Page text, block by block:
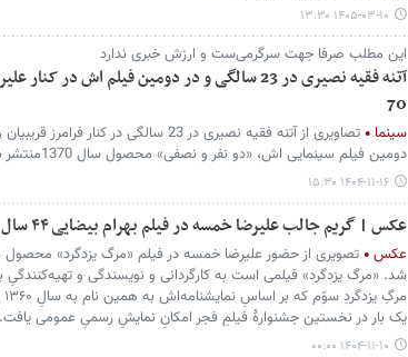
۱۴۰۵-۰۳-۱۰ ۱۳:۳۰
این مطلب صرفا جهت سرگرمی‌ست و ارزش خبری ندارد
آتنه فقیه نصیری در 23 سالگی و در دومین فیلم اش در
70
سینما
تصاویری از آتنه فقیه نصیری در 23 سالگی در
دومین فیلم سینمایی اش، «دو نفر و نصفی» محصول سال 1370منتشر شده است.
۱۴۰۴-۱۱-۱۶ ۱۵:۳۰
عکس | گریم جالب علیرضا خمسه در فیلم بهرام بیضایی ۴۴ سال پیش
عکس
شد. «مرگ یزدگرد» فیلمی است به کارگردانی و نویسندگی و تهیه‌کنندگیِ
یک بار در نخستین جشنوارهٔ فیلمِ فجر امکانِ نمایشِ رسمیِ عمومی
۱۴۰۴-۱۱-۱۰ ۰۰:۰۰